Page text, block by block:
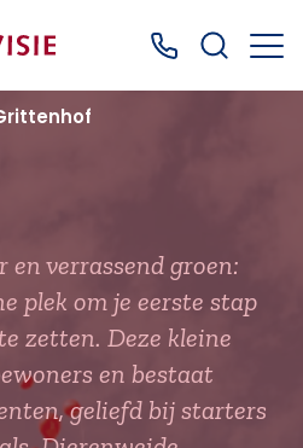
Bel ons: 0499
en verrassend groen:
plek om je eerste stap
zetten. Deze kleine
en bestaat
geliefd bij starters